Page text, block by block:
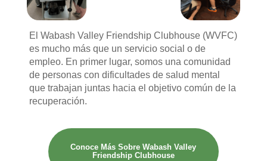
El Wabash Valley Friendship Clubhouse (WVFC)
es mucho más que un servicio social o de
empleo. En primer lugar, somos una comunidad
de personas con dificultades de salud mental
que trabajan juntas hacia el objetivo común de la
recuperación.
Conoce Más Sobre Wabash Valley
Friendship Clubhouse